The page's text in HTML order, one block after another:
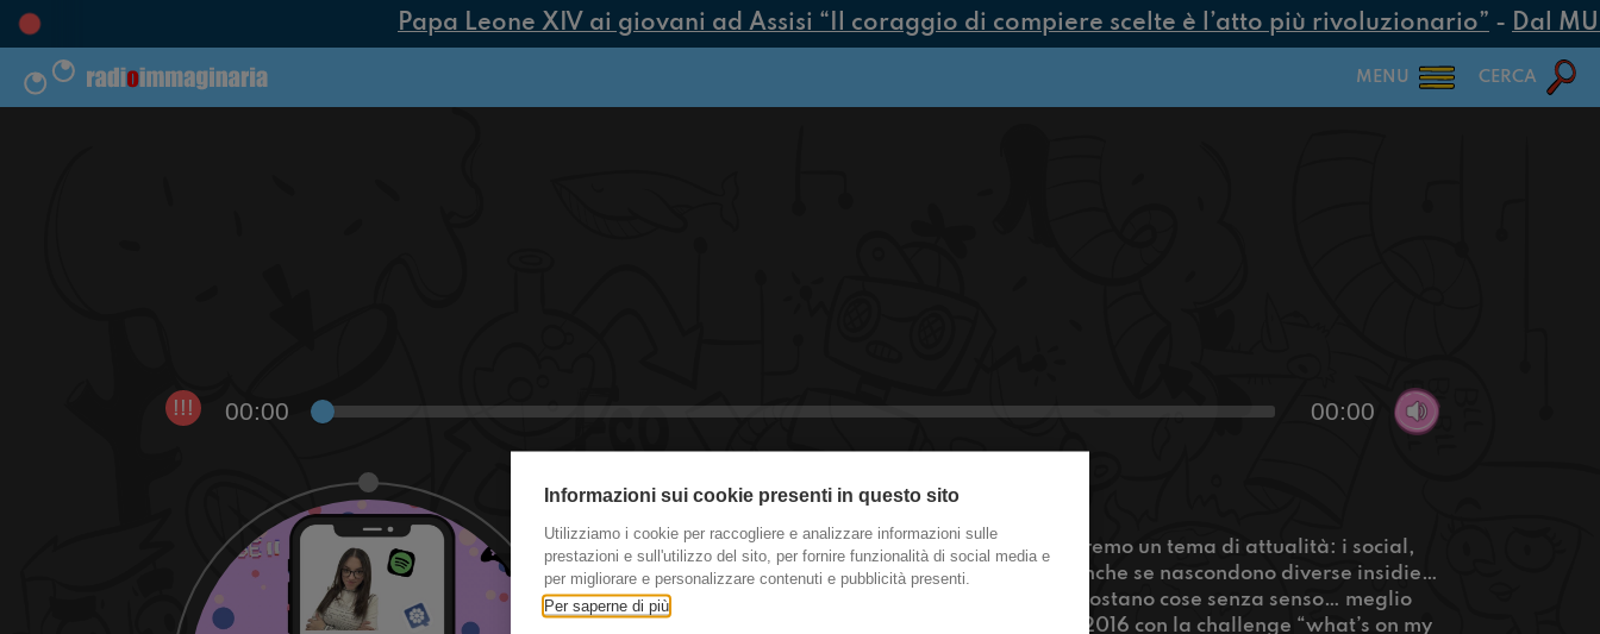
Papa Leone XIV ai giovani ad Assisi “Il coraggio di compiere scelte è l’atto più rivoluzionario”- Dal
MENU CERCA
!!! 00:00 00:00
#Vanzaghello Repost & Realtà
Bentornati ragazzi! Oggi puntatone in cui affronteremo un tema di attualità: i social,
ebbene sì sono un mondo bellissimo e sconfinato anche se nascondono diverse insidie…
ma poi vogliamo parlare di quelle persone che repostano cose senza senso… meglio
lasciar stare e divertirci con un simpatico tuffo nel 2016 con la challenge “what’s on my
Informazioni sui cookie presenti in questo sito
Utilizziamo i cookie per raccogliere e analizzare informazioni sulle
prestazioni e sull'utilizzo del sito, per fornire funzionalità di social media e
per migliorare e personalizzare contenuti e pubblicità presenti.
Per saperne di più